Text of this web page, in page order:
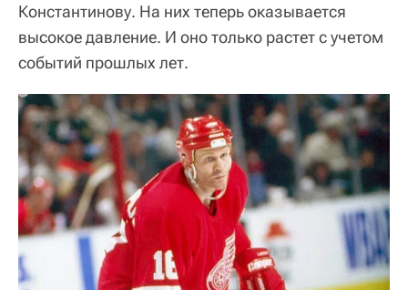
Константинову. На них теперь оказывается
высокое давление. И оно только растет с учетом
событий прошлых лет.